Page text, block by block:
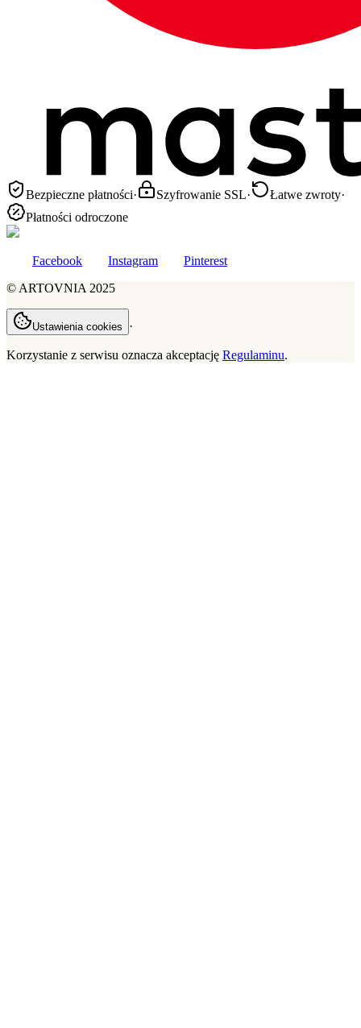
Bezpieczne płatności· Szyfrowanie SSL· Łatwe zwroty·
Płatności odroczone
Facebook Instagram
Pinterest
© ARTOVNIA 2025
Ustawienia cookies ·
Korzystanie z serwisu oznacza akceptację Regulaminu.